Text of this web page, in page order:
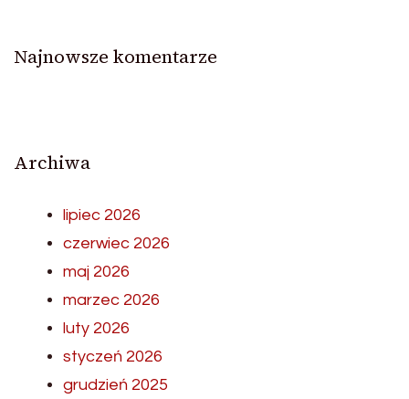
Najnowsze komentarze
Archiwa
lipiec 2026
czerwiec 2026
maj 2026
marzec 2026
luty 2026
styczeń 2026
grudzień 2025